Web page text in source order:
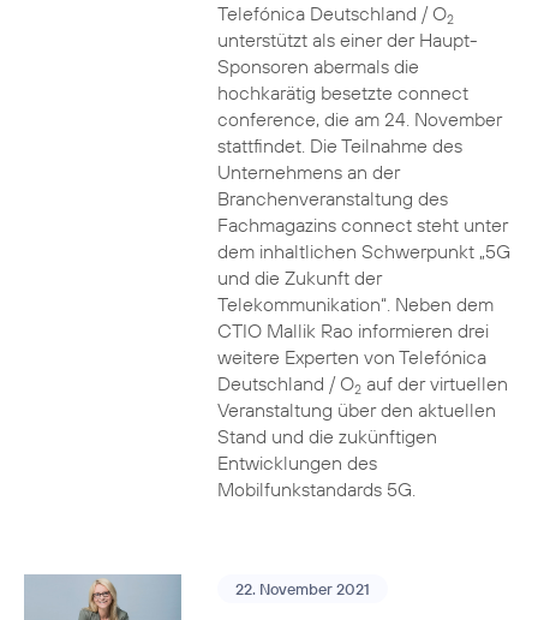
Telefónica Deutschland / O2
unterstützt als einer der Haupt-
Sponsoren abermals die
hochkarätig besetzte connect
conference, die am 24. November
stattfindet. Die Teilnahme des
Unternehmens an der
Branchenveranstaltung des
Fachmagazins connect steht unter
dem inhaltlichen Schwerpunkt „5G
und die Zukunft der
Telekommunikation“. Neben dem
CTIO Mallik Rao informieren drei
weitere Experten von Telefónica
Deutschland / O2auf der virtuellen
Veranstaltung über den aktuellen
Stand und die zukünftigen
Entwicklungen des
Mobilfunkstandards 5G.
22. November 2021